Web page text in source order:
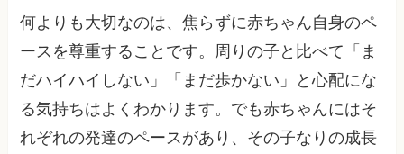
何よりも大切なのは、焦らずに赤ちゃん自身のペ
ースを尊重することです。周りの子と比べて「ま
だハイハイしない」「まだ歩かない」と心配にな
る気持ちはよくわかります。でも赤ちゃんにはそ
れぞれの発達のペースがあり、その子なりの成長